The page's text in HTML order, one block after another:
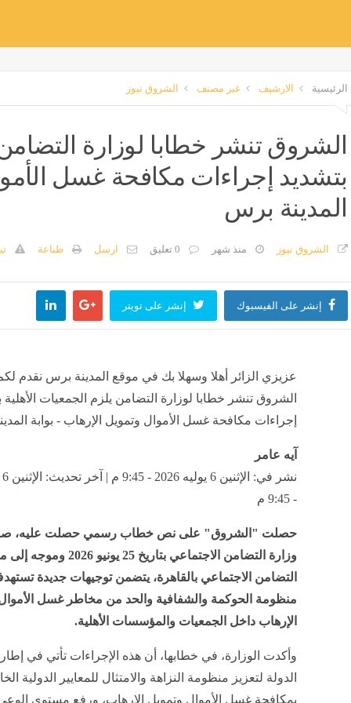
الرئيسية الارشيف غير مصنف الشروق نيوز
الشروق تنشر خطابا لوزارة
بتشديد إجراءات مكافحة غسل
المدينة برس
الشروق نيوز منذ شهر 0 تعليق ارسل طباعة
إنشر على الفيسبوك إنشر على تويتر
عزيزي الزائر أهلا وسهلا بك في موقع المدينة برس نقدم
الشروق تنشر خطابا لوزارة التضامن يلزم الجمعيات الأهلية
إجراءات مكافحة غسل الأموال وتمويل الإرهاب - بوابة
آيه عامر
- 9:45 م
حصلت "الشروق" على نص خطاب رسمي حصلت عليه،
وزارة التضامن الاجتماعي بتاريخ 25 يونيو
التضامن الاجتماعي بالقاهرة، يتضمن توجيهات جديدة
منظومة الحوكمة والشفافية والحد من مخاطر غسل
الإرهاب داخل الجمعيات والمؤسسات الأهلية.
وأكدت الوزارة، في خطابها، أن هذه الإجراءات تأتي في
الدولة لتعزيز منظومة النزاهة والامتثال للمعايير الدولية
بمكافحة غسل الأموال وتمويل الإرهاب، ورفع مستوى